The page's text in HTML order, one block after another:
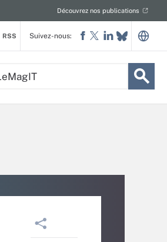
Découvrez nos publications
RSS Suivez-nous: